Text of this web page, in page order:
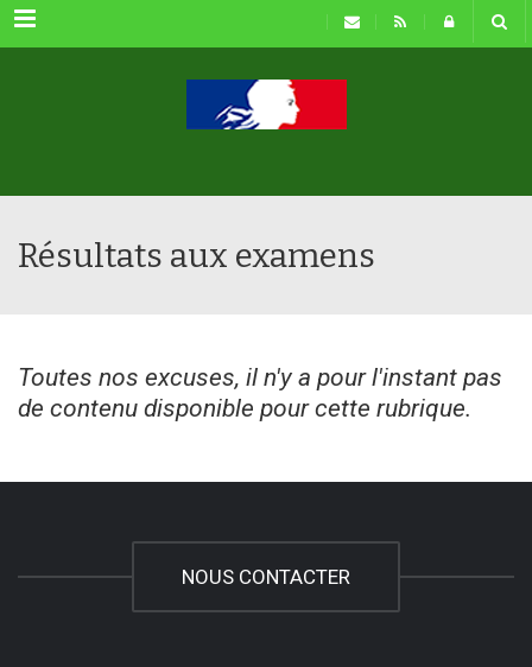
Menu
Résultats aux examens
Toutes nos excuses, il n'y a pour l'instant pas
de contenu disponible pour cette rubrique.
NOUS CONTACTER